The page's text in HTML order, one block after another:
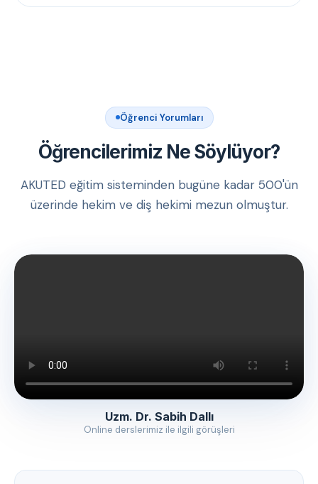
Öğrenci Yorumları
Öğrencilerimiz Ne Söylüyor?
AKUTED eğitim sisteminden bugüne kadar 500'ün
üzerinde hekim ve diş hekimi mezun olmuştur.
Uzm. Dr. Sabih Dallı
Online derslerimiz ile ilgili görüşleri